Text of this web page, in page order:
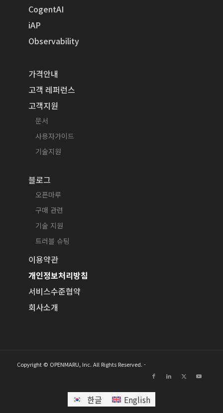
CogentAI
iAP
Observability
가격안내
고객 레퍼런스
고객지원
문서
사용자가이드
기술지원
블로그
오픈마루
구매 관련
기술 지원
트러블 슈팅
이용약관
개인정보처리방침
서비스수준협약
회사소개
Copyright © OPENMARU, Inc. All Rights Reserved. -
한글 English